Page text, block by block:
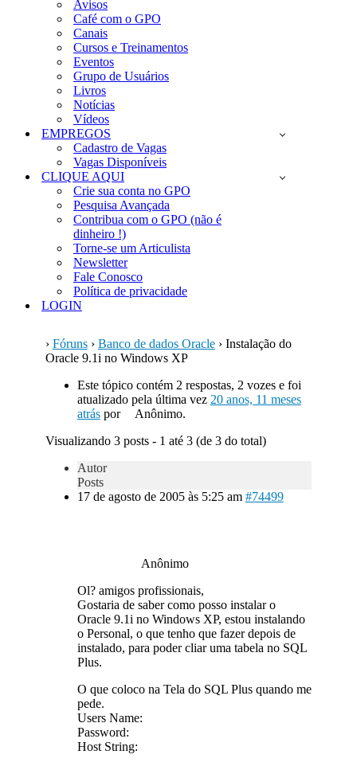
Avisos
Café com o GPO
Canais
Cursos e Treinamentos
Eventos
Grupo de Usuários
Livros
Notícias
Vídeos
EMPREGOS
Cadastro de Vagas
Vagas Disponíveis
CLIQUE AQUI
Crie sua conta no GPO
Pesquisa Avançada
Contribua com o GPO (não é
dinheiro !)
Torne-se um Articulista
Newsletter
Fale Conosco
Política de privacidade
LOGIN
› Fóruns › Banco de dados Oracle › Instalação do
Oracle 9.1i no Windows XP
Este tópico contém 2 respostas, 2 vozes e foi
atualizado pela última vez 20 anos, 11 meses
atráspor
Anônimo.
Visualizando 3 posts - 1 até 3 (de 3 do total)
Autor
Posts
17 de agosto de 2005 às 5:25 am #74499
Anônimo
Ol? amigos profissionais,
Gostaria de saber como posso instalar o
Oracle 9.1i no Windows XP, estou instalando
o Personal, o que tenho que fazer depois de
instalado, para poder cliar uma tabela no SQL
Plus.
O que coloco na Tela do SQL Plus quando me
pede.
Users Name:
Password:
Host String: